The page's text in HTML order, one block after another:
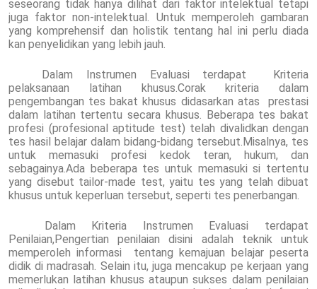
seseorang tidak hanya dilihat dari faktor intelektual tetapi
juga faktor non-intelektual. Untuk memperoleh gambaran
yang komprehensif dan holistik tentang hal ini perlu diada
kan penyelidikan yang lebih jauh.
Dalam Instrumen Evaluasi terdapat Kriteria
pelaksanaan latihan khusus.Corak kriteria dalam
pengembangan tes bakat khusus didasarkan atas prestasi
dalam latihan tertentu secara khusus. Beberapa tes bakat
profesi (profesional aptitude test) telah divalidkan dengan
tes hasil belajar dalam bidang-bidang tersebut.Misalnya, tes
untuk memasuki profesi kedok teran, hukum, dan
sebagainya.Ada beberapa tes untuk memasuki si tertentu
yang disebut tailor-made test, yaitu tes yang telah dibuat
khusus untuk keperluan tersebut, seperti tes penerbangan.
Dalam Kriteria Instrumen Evaluasi terdapat
Penilaian,Pengertian penilaian disini adalah teknik untuk
memperoleh informasi tentang kemajuan belajar peserta
didik di madrasah. Selain itu, juga mencakup pe kerjaan yang
memerlukan latihan khusus ataupun sukses dalam penilaian